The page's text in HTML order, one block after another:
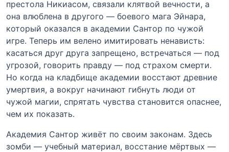
престола Никиасом, связали клятвой вечности, а
она влюблена в другого — боевого мага Эйнара,
который оказался в академии Сантор по чужой
игре. Теперь им велено имитировать ненависть:
касаться друг друга запрещено, встречаться — под
угрозой, говорить правду — под страхом смерти.
Но когда на кладбище академии восстают древние
умертвия, а вокруг начинают гибнуть люди от
чужой магии, спрятать чувства становится опаснее,
чем их показать.
Академия Сантор живёт по своим законам. Здесь
зомби — учебный материал, восстание мёртвых —